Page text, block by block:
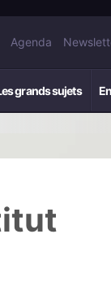
Agenda
grands sujets